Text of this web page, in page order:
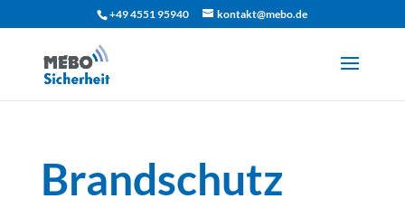
+49 4551 95940 kontakt@mebo.de
Brandschutz